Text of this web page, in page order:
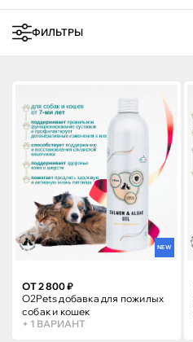
ФИЛЬТРЫ
NEW
ОТ 2 800 ₽
O2Pets добавка для пожилых
собак и кошек
+ 1 ВАРИАНТ